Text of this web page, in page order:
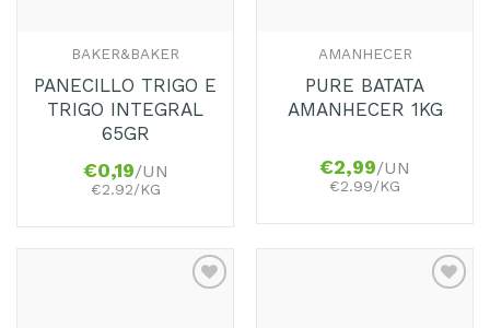
BAKER&BAKER
PANECILLO TRIGO E
TRIGO INTEGRAL
65GR
€0,19/UN
€2.92/KG
AMANHECER
PURE BATATA
AMANHECER 1KG
€2,99/UN
€2.99/KG